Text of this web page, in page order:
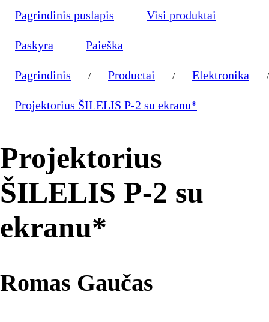
Pagrindinis puslapis Visi produktai
Paskyra Paieška
Pagrindinis / Productai / Elektronika /
Projektorius ŠILELIS P-2 su ekranu*
Projektorius
ŠILELIS P-2 su
ekranu*
Romas Gaučas